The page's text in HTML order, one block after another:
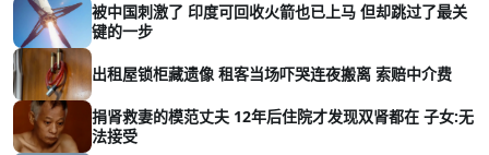
被中国刺激了 印度可回收火箭也已上马 但却跳过了最关
键的一步
出租屋锁柜藏遗像 租客当场吓哭连夜搬离 索赔中介费
捐肾救妻的模范丈夫 12年后住院才发现双肾都在 子女:无
法接受